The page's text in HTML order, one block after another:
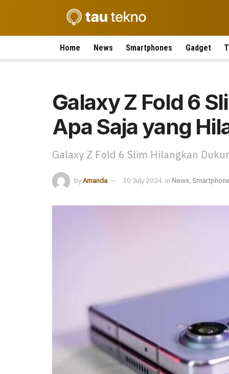
Home News Smartphones Gadget
Galaxy Z Fold 6
Apa Saja yang
Galaxy Z Fold 6 Slim Hilangkan
byAmanda 30 July 2024 in News,